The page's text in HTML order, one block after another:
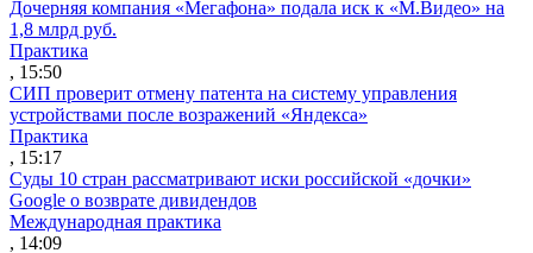
Дочерняя компания «Мегафона» подала иск к «М.Видео» на
1,8 млрд руб.
Практика
, 15:50
СИП проверит отмену патента на систему управления
устройствами после возражений «Яндекса»
Практика
, 15:17
Суды 10 стран рассматривают иски российской «дочки»
Google о возврате дивидендов
Международная практика
, 14:09